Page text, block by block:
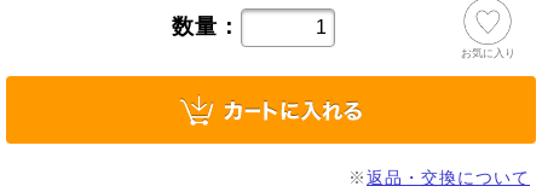
数量：
お気に入り
※返品・交換について